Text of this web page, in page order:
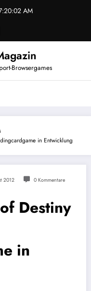
AM
Browsergames
in Entwicklung
2012 0 Kommentare
Destiny
in